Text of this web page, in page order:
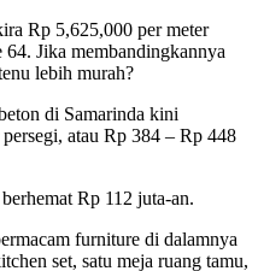
Rp 5,625,000 per meter
Jika membandingkannya
lebih murah?
di Samarinda kini
atau Rp 384 – Rp 448
Rp 112 juta-an.
furniture di dalamnya
set, satu meja ruang tamu,